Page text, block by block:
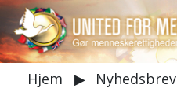
Hjem ▶ Nyhedsbrev